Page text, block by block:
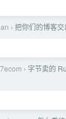
› 把你们的博客交
› 字节卖的